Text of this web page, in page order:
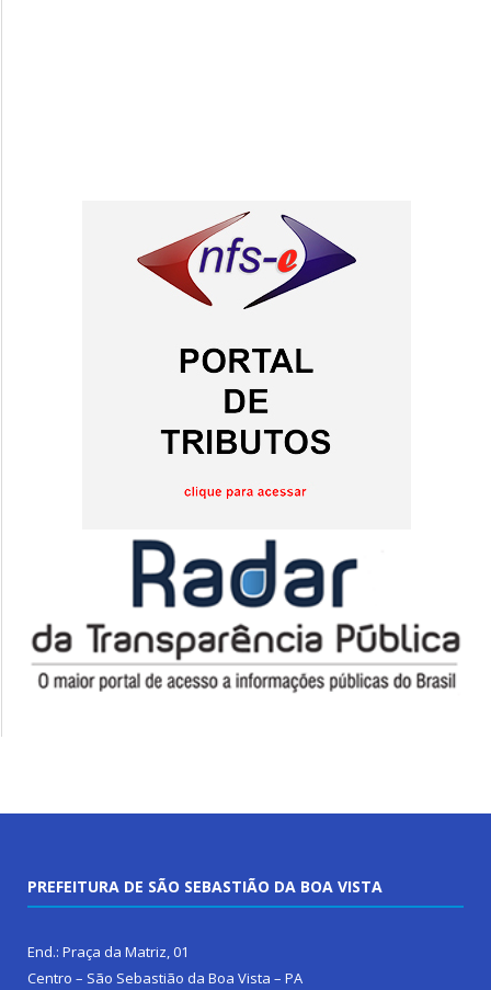
PREFEITURA DE SÃO SEBASTIÃO DA BOA VISTA
End.: Praça da Matriz, 01
Centro – São Sebastião da Boa Vista – PA